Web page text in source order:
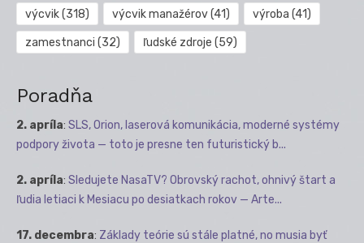
výcvik(318) výcvik manažérov(41) výroba (41)
zamestnanci (32) ľudské zdroje (59)
Poradňa
2. apríla: SLS, Orion, laserová komunikácia, moderné systémy
podpory života — toto je presne ten futuristický b...
2. apríla: Sledujete NasaTV? Obrovský rachot, ohnivý štart a
ľudia letiaci k Mesiacu po desiatkach rokov — Arte...
17. decembra: Základy teórie sú stále platné, no musia byť